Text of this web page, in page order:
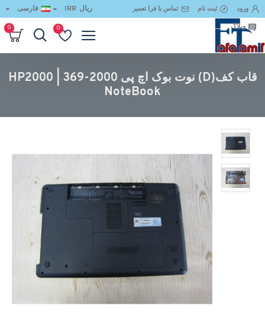
ورود ثبت نام تماس با فرا تعمیر
وبلاگ
ریال IRR فارسی
0
0
قاب کف(D) نوت بوک اچ پی 2000-369 | HP2000
NoteBook